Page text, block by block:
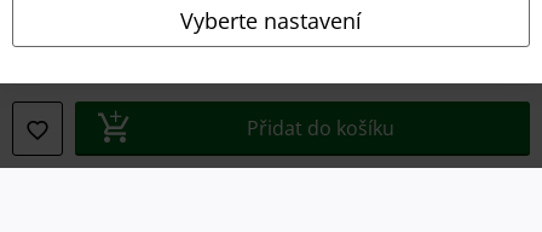
Vyberte nastavení
Přidat do košíku
Informace o přístupnosti
Odstoupení od smlouvy